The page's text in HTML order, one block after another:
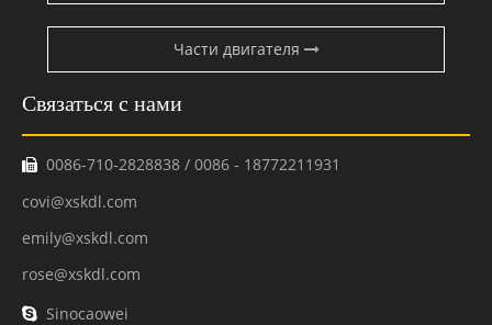
Части двигателя
Связаться с нами
 0086-710-2828838 / 0086 - 18772211931
covi@xskdl.com
emily@xskdl.com
rose@xskdl.com
 Sinocaowei